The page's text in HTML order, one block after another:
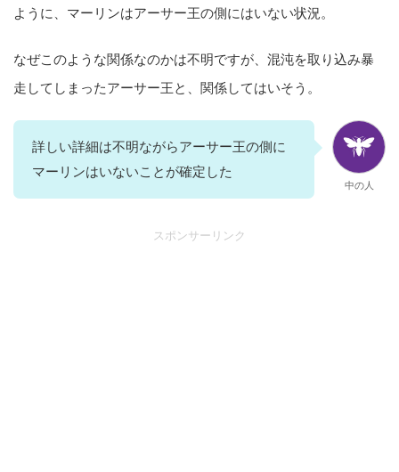
ように、マーリンはアーサー王の側にはいない状況。
なぜこのような関係なのかは不明ですが、混沌を取り込み暴
走してしまったアーサー王と、関係してはいそう。
詳しい詳細は不明ながらアーサー王の側に
マーリンはいないことが確定した
中の人
スポンサーリンク